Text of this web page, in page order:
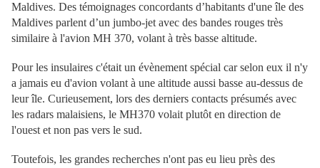
Maldives. Des témoignages concordants d’habitants d'une île des
Maldives parlent d’un jumbo-jet avec des bandes rouges très
similaire à l'avion MH 370, volant à très basse altitude.
Pour les insulaires c'était un évènement spécial car selon eux il n'y
a jamais eu d'avion volant à une altitude aussi basse au-dessus de
leur île. Curieusement, lors des derniers contacts présumés avec
les radars malaisiens, le MH370 volait plutôt en direction de
l'ouest et non pas vers le sud.
Toutefois, les grandes recherches n'ont pas eu lieu près des